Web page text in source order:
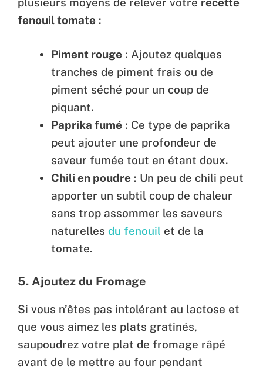
fenouil tomate :
Piment rouge : Ajoutez quelques
tranches de piment frais ou de
piment séché pour un coup de
piquant.
Paprika fumé : Ce type de paprika
peut ajouter une profondeur de
saveur fumée tout en étant doux.
Chili en poudre : Un peu de chili peut
apporter un subtil coup de chaleur
sans trop assommer les saveurs
naturelles du fenouil et de la
tomate.
5. Ajoutez du Fromage
Si vous n’êtes pas intolérant au lactose et
que vous aimez les plats gratinés,
saupoudrez votre plat de fromage râpé
avant de le mettre au four pendant